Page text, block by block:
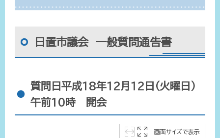
日置市議会 一般質問通告書
質問日平成18年12月12日（火曜日）
午前10時 開会
画面サイズで表示